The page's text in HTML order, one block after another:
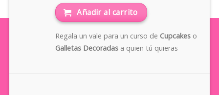
Añadir al carrito
Regala un vale para un curso de Cupcakeso
Galletas Decoradasa quien tú quieras